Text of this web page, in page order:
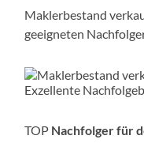
Maklerbestand
geeigneten
TOP Nachfolger für